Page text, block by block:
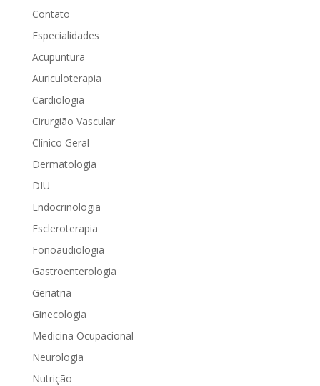
Contato
Especialidades
Acupuntura
Auriculoterapia
Cardiologia
Cirurgião Vascular
Clínico Geral
Dermatologia
DIU
Endocrinologia
Escleroterapia
Fonoaudiologia
Gastroenterologia
Geriatria
Ginecologia
Medicina Ocupacional
Neurologia
Nutrição